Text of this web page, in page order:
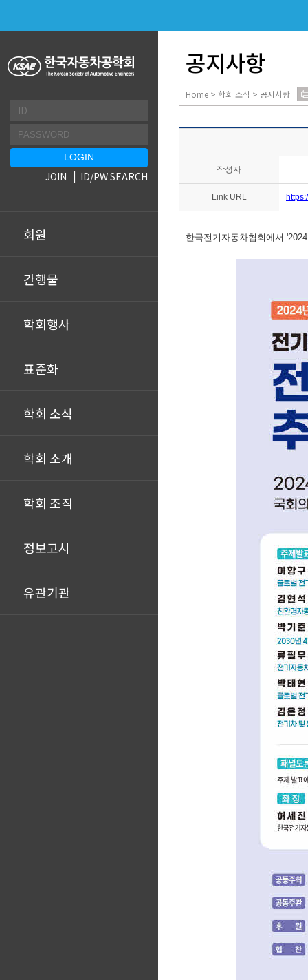
회원
간행물
학회행사
표준화
학회 소식
학회 소개
학회 조직
정보고시
유관기관
JOIN ID/PW SEARCH
공지사항
Home > 학회 소식 > 공지사항
작성자
Link URL
한국전기자동차협회에서